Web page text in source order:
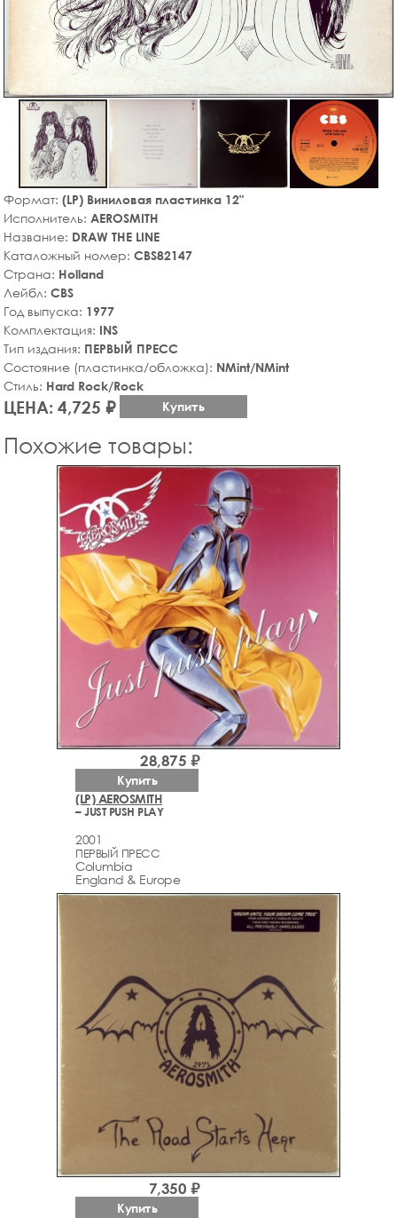
Формат: (LP) Виниловая пластинка 12"
Исполнитель: AEROSMITH
Название: DRAW THE LINE
Каталожный номер: CBS82147
Страна: Holland
Лейбл: CBS
Год выпуска: 1977
Комплектация: INS
Тип издания: ПЕРВЫЙ ПРЕСС
Состояние (пластинка/обложка): NMint/NMint
Стиль: Hard Rock/Rock
ЦЕНА: 4,725 ₽ Купить
Похожие товары:
(LP) AEROSMITH
– JUST PUSH PLAY
2001
ПЕРВЫЙ ПРЕСС
Columbia
England & Europe
28,875 ₽
Купить
7,350 ₽
Купить